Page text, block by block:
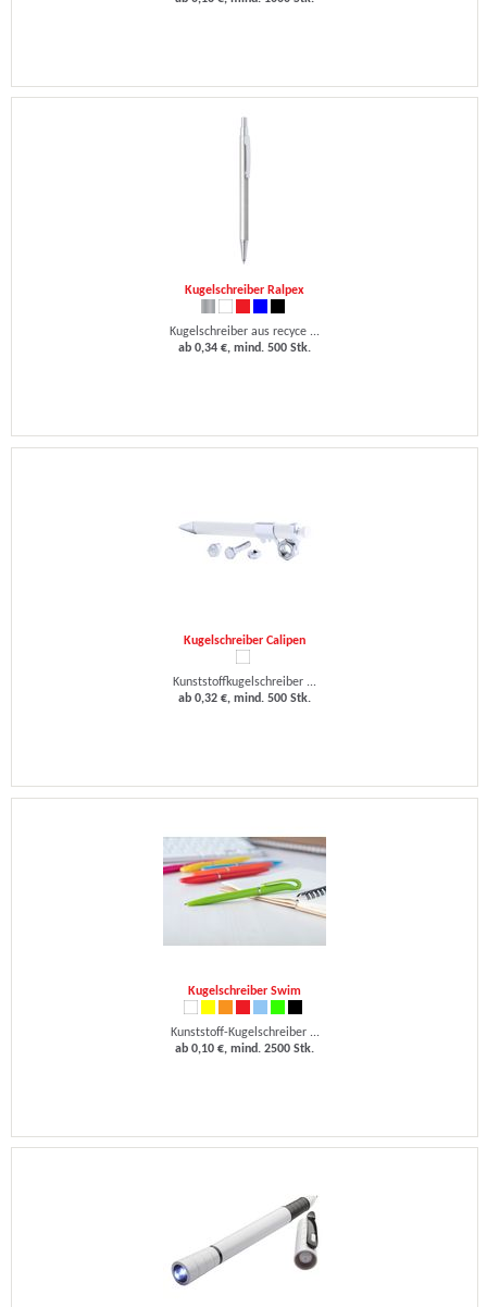
Kugelschreiber Ralpex
Kugelschreiber aus recyce ...
ab 0,34 €, mind. 500 Stk.
Kugelschreiber Calipen
Kunststoffkugelschreiber ...
ab 0,32 €, mind. 500 Stk.
Kugelschreiber Swim
Kunststoff-Kugelschreiber ...
ab 0,10 €, mind. 2500 Stk.